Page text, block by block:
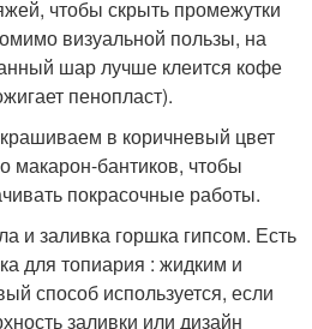
чтобы скрыть промежутки
визуальной пользы, на
шар лучше клеится кофе
пенопласт).
в коричневый цвет
макарон-бантиков, чтобы
покрасочные работы.
и заливка горшка гипсом. Есть
для топиария : жидким и
способ используется, если
заливки или дизайн